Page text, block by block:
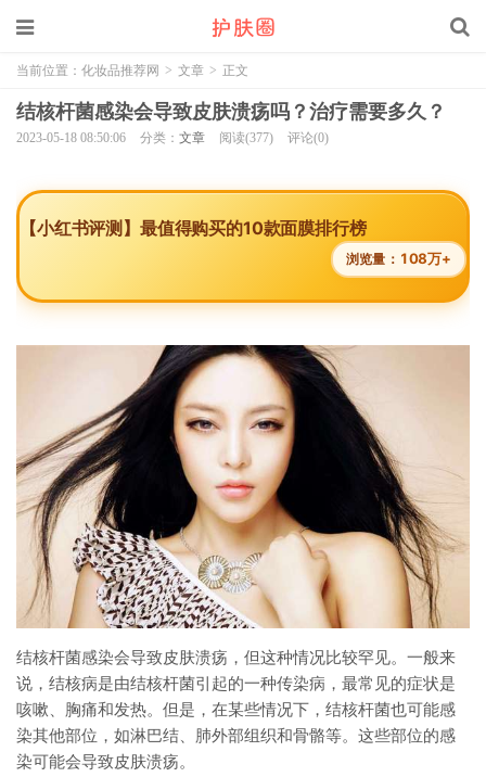
当前位置： 化妆品推荐网 > 文章 > 正文
结核杆菌感染会导致皮肤溃疡吗？治疗需要多久？
2023-05-18 08:50:06 分类： 文章 阅读(377) 评论(0)
【小红书评测】最值得购买的10款面膜排行榜
浏览量： 108万+
结核杆菌感染会导致皮肤溃疡，但这种情况比较罕见。一般来
说，结核病是由结核杆菌引起的一种传染病，最常见的症状是
咳嗽、胸痛和发热。但是，在某些情况下，结核杆菌也可能感
染其他部位，如淋巴结、肺外部组织和骨骼等。这些部位的感
染可能会导致皮肤溃疡。